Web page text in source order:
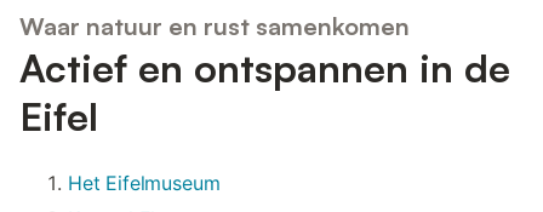
Waar natuur en rust samenkomen
Actief en ontspannen in de
Eifel
Het Eifelmuseum